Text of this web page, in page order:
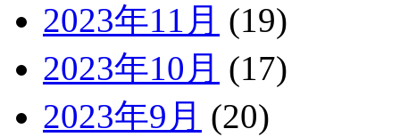
2023年11月 (19)
2023年10月 (17)
2023年9月 (20)